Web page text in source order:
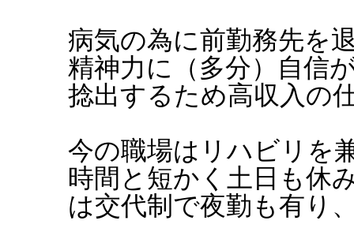
病気の為に前勤務先を
精神力に（多分）自信
捻出するため高収入の
今の職場はリハビリを
時間と短かく土日も休
は交代制で夜勤も有り